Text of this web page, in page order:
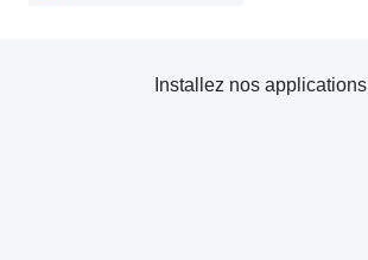
Installez nos applications